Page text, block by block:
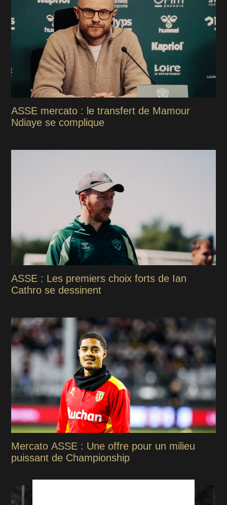
ASSE mercato : le transfert de Mamour
Ndiaye se complique
ASSE : Les premiers choix forts de Ian
Cathro se dessinent
Mercato ASSE : Une offre pour un milieu
puissant de Championship